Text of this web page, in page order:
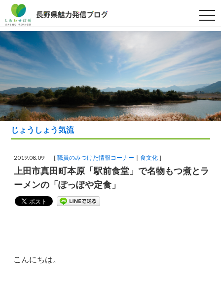
t
o
g
l
e
n
a
g
a
t
o
じょうしょう気流
2019.08.09 ［職員のみつけた情報コーナー 食文化 ］
上田市真田町本原「駅前食堂」で名物もつ煮とラ
ーメンの「ぽっぽや定食」
こんにちは。